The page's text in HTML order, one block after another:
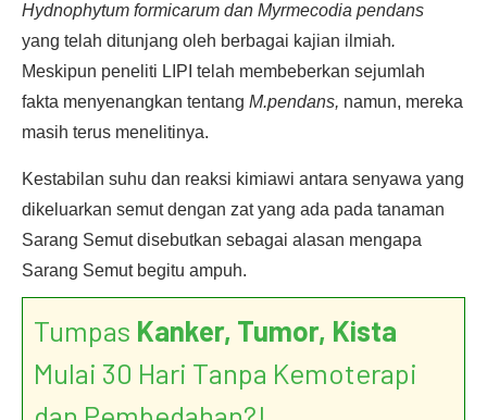
Hydnophytum formicarum dan Myrmecodia pendans
yang telah ditunjang oleh berbagai kajian ilmiah.
Meskipun peneliti LIPI telah membeberkan sejumlah
fakta menyenangkan tentang M.pendans, namun, mereka
masih terus menelitinya.
Kestabilan suhu dan reaksi kimiawi antara senyawa yang
dikeluarkan semut dengan zat yang ada pada tanaman
Sarang Semut disebutkan sebagai alasan mengapa
Sarang Semut begitu ampuh.
Tumpas Kanker, Tumor, Kista
Mulai 30 Hari Tanpa Kemoterapi